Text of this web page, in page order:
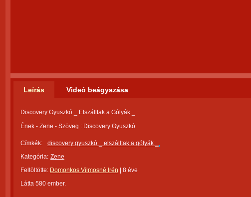
Leírás Videó beágyazása
Discovery Gyuszkó _ Elszálltak a Gólyák _
Ének - Zene - Szöveg : Discovery Gyuszkó
Címkék:
discovery gyuszkó _ elszálltak a gólyák _
Kategória: Zene
Feltöltötte: Domonkos Vilmosné Irén
8 éve
Látta 580 ember.